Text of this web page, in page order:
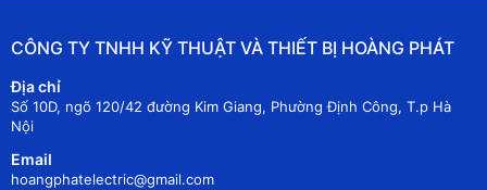
CÔNG TY TNHH KỸ THUẬT VÀ THIẾT BỊ HOÀNG PHÁT
Địa chỉ
Số 10D, ngõ 120/42 đường Kim Giang, Phường Định Công, T.p Hà
Nội
Email
hoangphatelectric@gmail.com